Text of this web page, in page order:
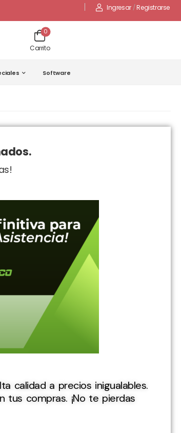
Ingresar /Registrarse
Carrito
0
Software
calidad a precios inigualables.
compras. ¡No te pierdas